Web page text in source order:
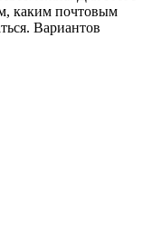
каким почтовым
Вариантов